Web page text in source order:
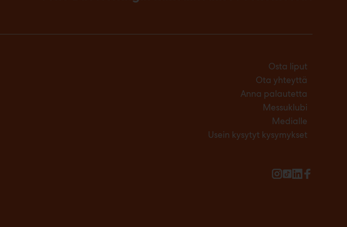
Osta liput
Ota yhteyttä
Anna palautetta
Messuklubi
Medialle
Usein kysytyt kysymykset